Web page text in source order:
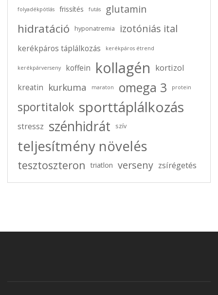
Mi a különbség a dopamin és a szerotonin
folyadékpótlás frissítés futás glutamin
hidratáció hyponatremia izotóniás ital
kerékpáros táplálkozás kerékpáros étrend
kerékpárverseny koffein kollagén kortizol
kreatin kurkuma maraton omega 3 protein
sportitalok sporttáplálkozás
stressz szénhidrát szív
teljesítmény növelés
tesztoszteron triatlon verseny zsírégetés